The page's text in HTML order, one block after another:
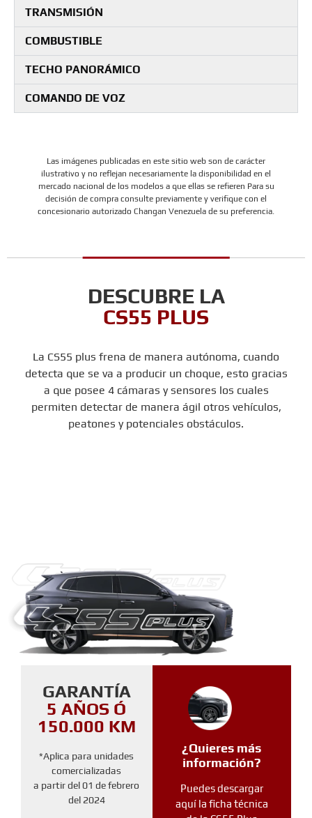
TRANSMISIÓN
COMBUSTIBLE
TECHO PANORÁMICO
COMANDO DE VOZ
Las imágenes publicadas en este sitio web son de carácter
ilustrativo y no reflejan necesariamente la disponibilidad en el
mercado nacional de los modelos a que ellas se refieren Para su
decisión de compra consulte previamente y verifique con el
concesionario autorizado Changan Venezuela de su preferencia.
DESCUBRE LA
CS55 PLUS
La CS55 plus frena de manera autónoma, cuando
detecta que se va a producir un choque, esto gracias
a que posee 4 cámaras y sensores los cuales
permiten detectar de manera ágil otros vehículos,
peatones y potenciales obstáculos.
GARANTÍA
5 AÑOS Ó
150.000 KM
*Aplica para unidades
comercializadas
a partir del 01 de febrero
del 2024
¿Quieres más
información?
Puedes descargar
aquí la ficha técnica